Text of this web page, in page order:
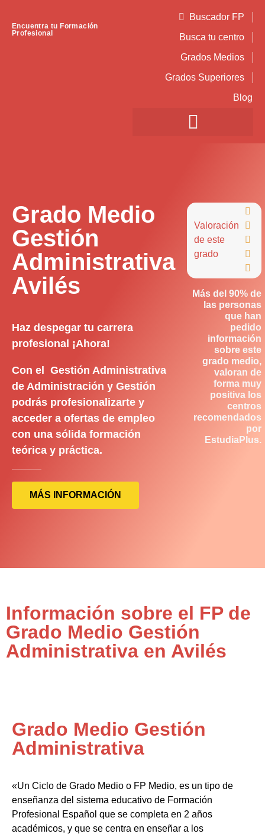
Encuentra tu Formación
Profesional
Buscador FP
Busca tu centro
Grados Medios
Grados Superiores
Blog
Grado Medio
Gestión
Administrativa
Avilés
Haz despegar tu carrera
profesional ¡Ahora!
Con el Gestión Administrativa
de Administración y Gestión
podrás profesionalizarte y
acceder a ofertas de empleo
con una sólida formación
teórica y práctica.
MÁS INFORMACIÓN
Valoración
de este
grado





Más del 90% de
las personas
que han
pedido
información
sobre este
grado medio,
valoran de
forma muy
positiva los
centros
recomendados
por
EstudiaPlus.
Información sobre el FP de
Grado Medio Gestión
Administrativa en Avilés
Grado Medio Gestión
Administrativa
«Un Ciclo de Grado Medio o FP Medio, es un tipo de
enseñanza del sistema educativo de Formación
Profesional Español que se completa en 2 años
académicos, y que se centra en enseñar a los